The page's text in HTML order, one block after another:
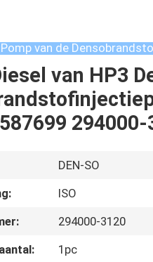
Pomp van de
van HP3
294000-
DEN-SO
ISO
294000-3120
1pc